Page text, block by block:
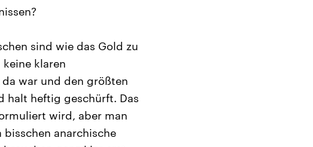
sind wie das Gold zu
klaren
war und den größten
halt heftig geschürft. Das
wird, aber man
bisschen anarchische